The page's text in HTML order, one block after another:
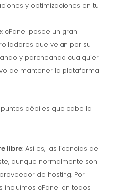
y optimizaciones en tu
: cPanel posee un gran
que velan por su
y parcheando cualquier
de mantener la plataforma
débiles que cabe la
libre: Así es, las licencias de
aunque normalmente son
de hosting. Por
incluimos cPanel en todos